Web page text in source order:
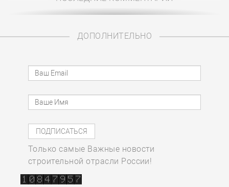
ДОПОЛНИТЕЛЬНО
Только самые Важные новости
строительной отрасли России!